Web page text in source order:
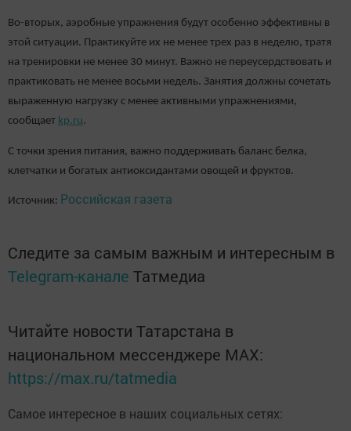
Во-вторых, аэробные упражнения будут особенно эффективны в
этой ситуации. Практикуйте их не менее трех раз в неделю, тратя
на тренировки не менее 30 минут. Важно не переусердствовать и
практиковать не менее восьми недель. Занятия должны сочетать
выраженную нагрузку с менее активными упражнениями,
сообщает kp.ru.
С точки зрения питания, важно поддерживать баланс белка,
клетчатки и богатых антиоксидантами овощей и фруктов.
Источник: Российская газета
Следите за самым важным и интересным в
Telegram-канале Татмедиа
Читайте новости Татарстана в
национальном мессенджере MАХ:
https://max.ru/tatmedia
Самое интересное в наших социальных сетях: